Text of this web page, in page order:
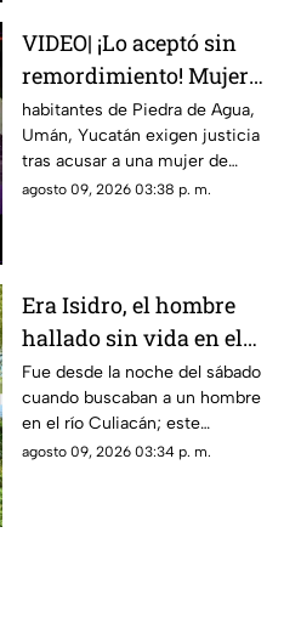
VIDEO| ¡Lo aceptó sin
remordimiento! Mujer
es acusada de
ENV3NEN4R perros y
gatos
habitantes de Piedra de Agua,
Umán, Yucatán exigen justicia
tras acusar a una mujer de
env3nen4r a dos perros y un
agosto 09, 2026 03:38 p. m.
Era Isidro, el hombre
hallado sin vida en el
río Culiacán, en
Navolato
Fue desde la noche del sábado
cuando buscaban a un hombre
en el río Culiacán; este
domingo fue localizado sin
agosto 09, 2026 03:34 p. m.